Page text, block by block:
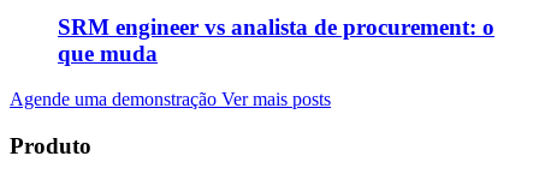
SRM engineer vs analista de procurement: o
que muda
Agende uma demonstração Ver mais posts
Produto